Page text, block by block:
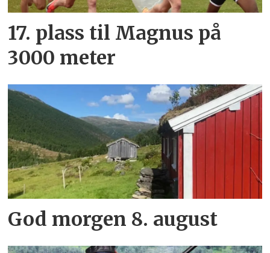
17. plass til Magnus på
3000 meter
God morgen 8. august